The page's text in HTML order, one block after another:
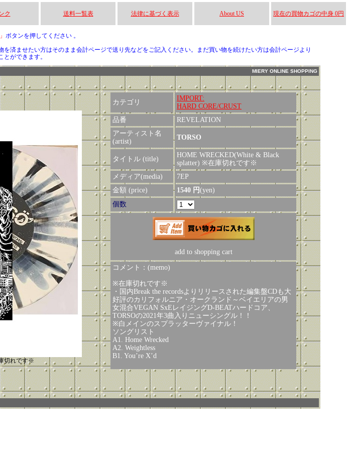
ク 送料一覧表 法律に基づく表示 About US 現在の買物カゴの中身 0円
ボタンを押してください 。
済ませたい方はそのまま会計ページで送り先などをご記入ください。まだ買い物を続けたい方は会計ページより
ができます。
MIERY ONLINE SHOPPING
切れです※
カテゴリ
IMPORT:
HARD CORE/CRUST
品番
REVELATION
アーティスト名
(artist)
TORSO
タイトル (title)
HOME WRECKED(White & Black
splatter) ※在庫切れです※
メディア(media)
7EP
金額 (price)
1540 円(yen)
個数
add to shopping cart
コメント：(memo)
※在庫切れです※
・国内Break the recordsよりリリースされた編集盤CDも大
好評のカリフォルニア・オークランド～ベイエリアの男
女混合VEGAN SxEレイジングD-BEATハードコア、
TORSOの2021年3曲入りニューシングル！！
※白メインのスプラッターヴァイナル！
ソングリスト
A1. Home Wrecked
A2. Weightless
B1. You’re X’d